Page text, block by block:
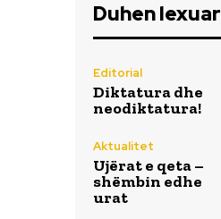
Duhen lexuar
Editorial
Diktatura dhe
neodiktatura!
Aktualitet
Ujërat e qeta –
shëmbin edhe
urat